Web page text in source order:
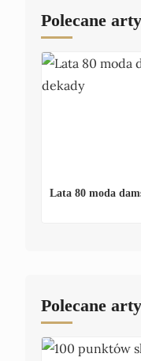
Polecane
Lata 80 moda
Polecane